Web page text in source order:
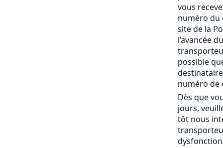
vous
numéro du
site de la
l’avancée
possible
numéro de
Dès que
jours,
tôt nous